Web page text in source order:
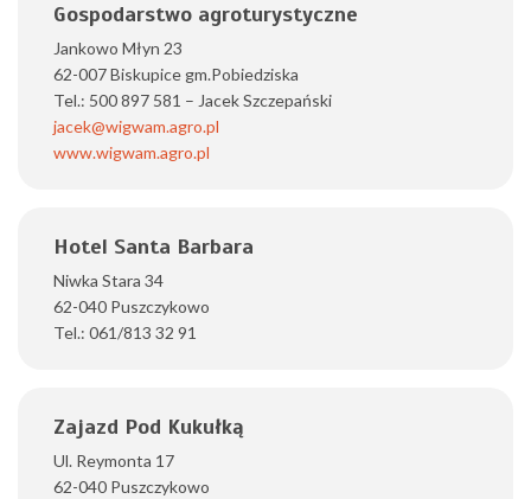
Gospodarstwo agroturystyczne
Jankowo Młyn 23
62-007 Biskupice gm.Pobiedziska
Tel.: 500 897 581 – Jacek Szczepański
jacek@wigwam.agro.pl
www.wigwam.agro.pl
Hotel Santa Barbara
Niwka Stara 34
62-040 Puszczykowo
Tel.: 061/813 32 91
Zajazd Pod Kukułką
Ul. Reymonta 17
62-040 Puszczykowo